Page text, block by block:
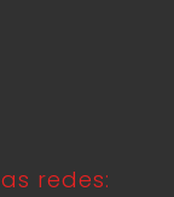
redes: